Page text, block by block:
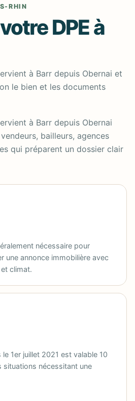
RHIN
DPE à
à Barr depuis Obernai et
le bien et les documents
à Barr depuis Obernai
bailleurs, agences
qui préparent un dossier clair
nécessaire pour
une annonce immobilière avec
climat.
le 1er juillet 2021 est valable 10
situations nécessitant une